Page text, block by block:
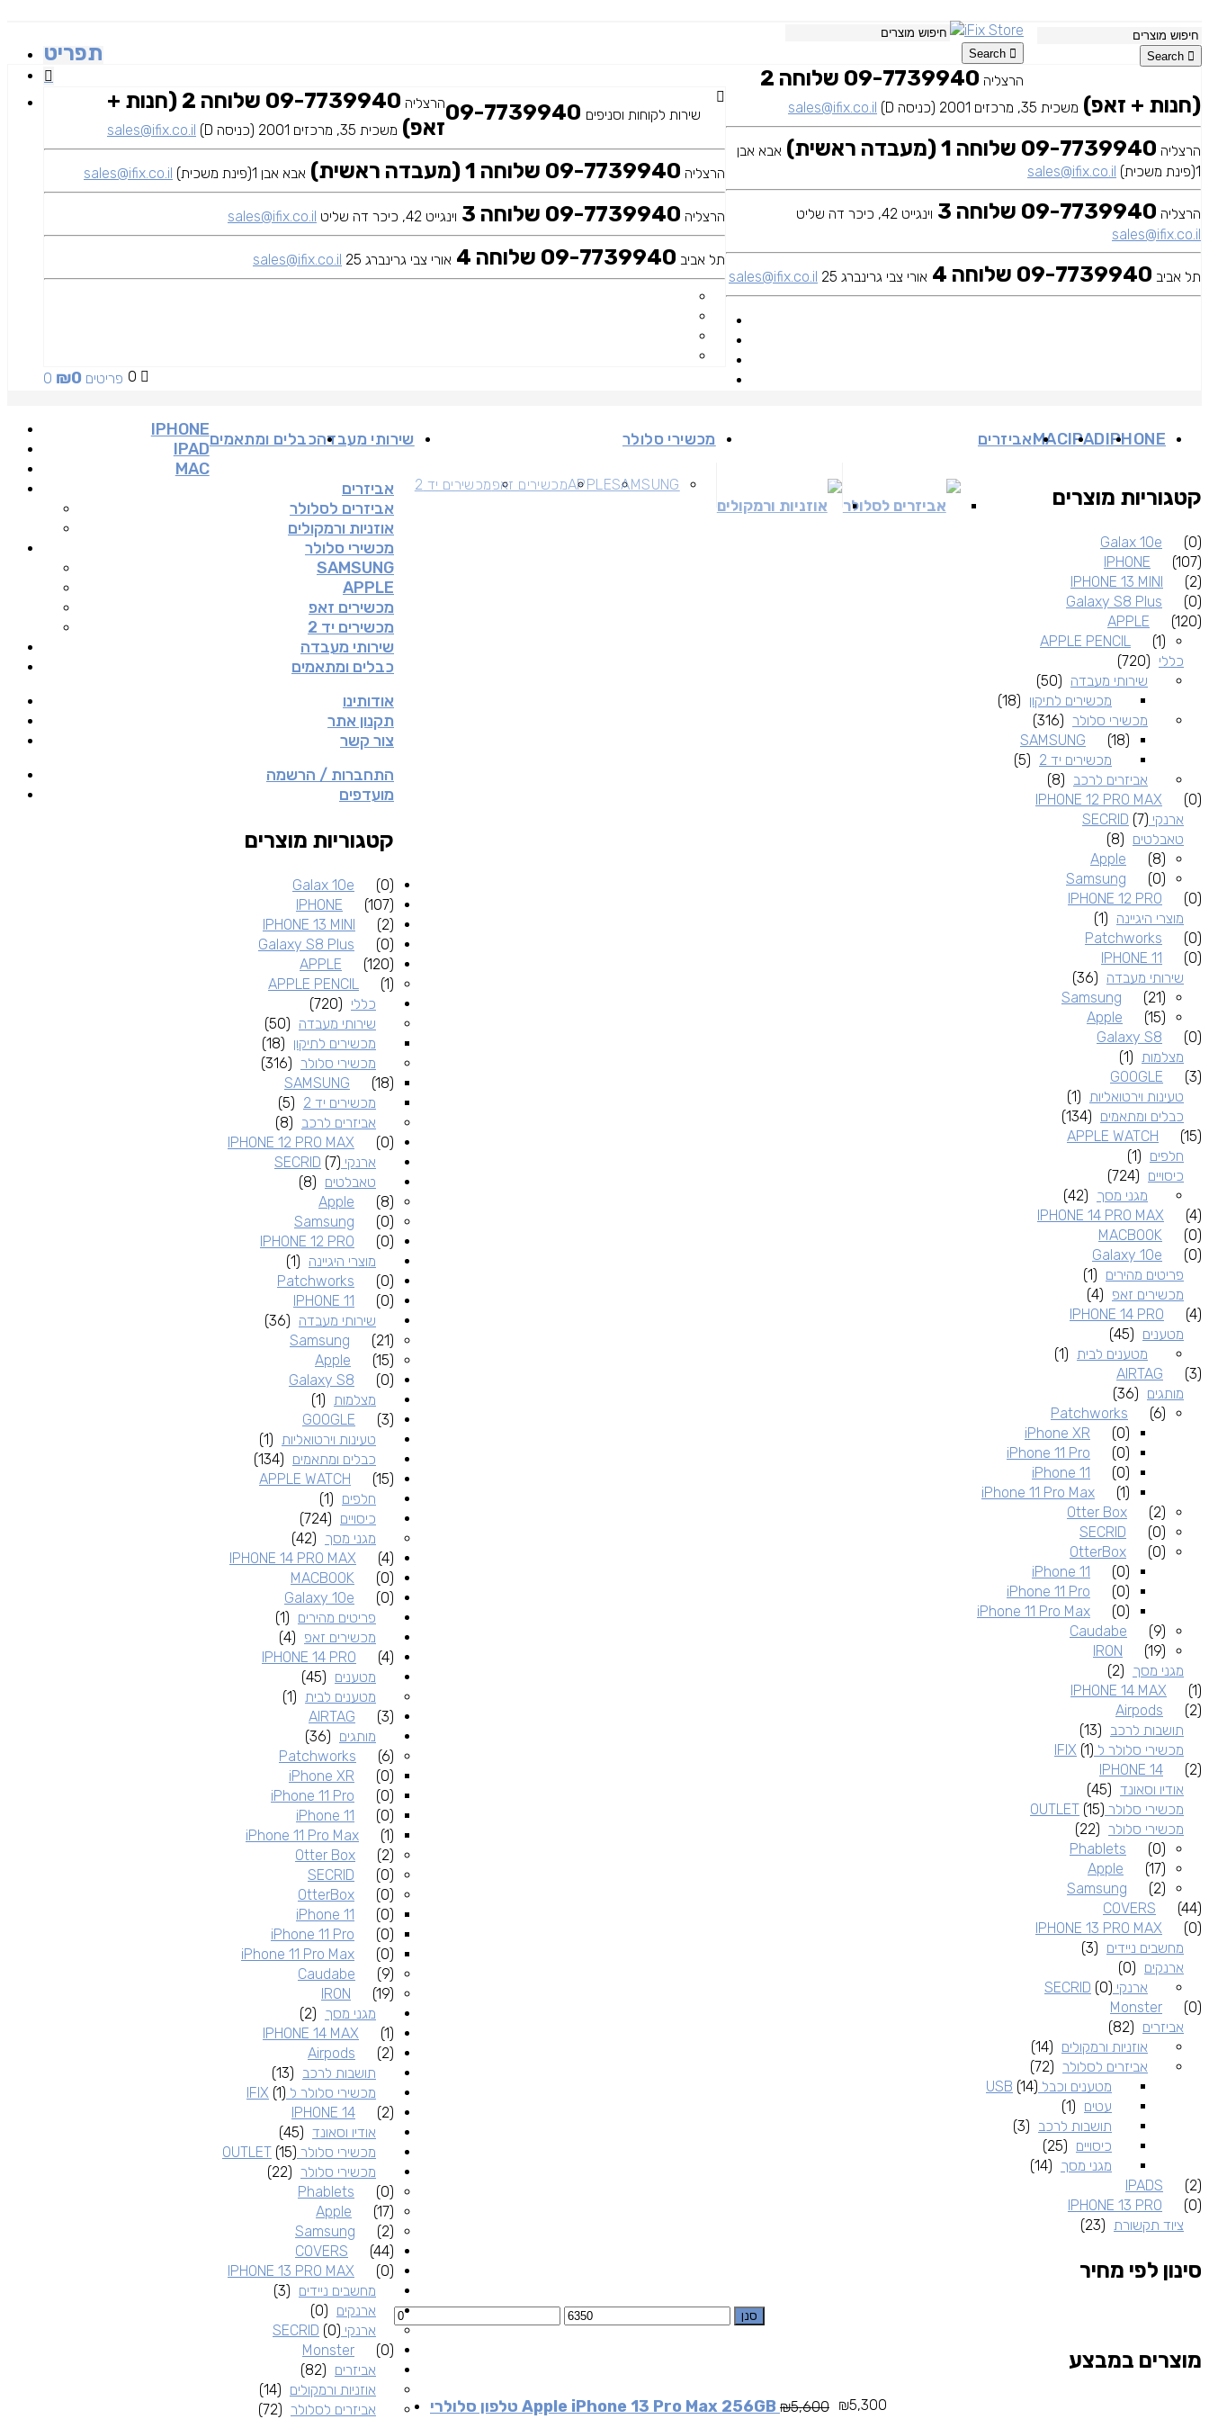
Search תפריט
שירות לקוחות וסניפים
הרצליה
09-7739940 שלוחה 2 (חנות +
זאפ) משכית 35, מרכזים 2001 (כניסה D) sales@ifix.co.il
הרצליה 09-7739940 שלוחה 1 (מעבדה ראשית) אבא אבן 1(פינת משכית) sales@ifix.co.il
הרצליה 09-7739940 שלוחה 3 וינגייט 42, כיכר דה שליט sales@ifix.co.il
תל אביב 09-7739940 שלוחה 4 אורי צבי גרינברג 25 sales@ifix.co.il
0 0 פריטים ₪0
IPHONE
IPAD
MACאביזרים
אביזרים לסלולר אוזניות ורמקולים
מכשירי סלולר
SAMSUNG
APPLEמכשירים זאפמכשירים יד 2
שירותי מעבדהכבלים ומתאמים
קטגוריות מוצרים
Galax 10e
(0)
IPHONE
(107)
IPHONE 13 MINI
(2)
Galaxy S8 Plus
(0)
APPLE
(120)
APPLE PENCIL
(1)
כללי (720)
שירותי מעבדה (50)
מכשירים לתיקון (18)
מכשירי סלולר (316)
SAMSUNG
(18)
מכשירים יד 2
(5)
אביזרים לרכב (8)
IPHONE 12 PRO MAX
(0)
ארנקי SECRID (7)
טאבלטים (8)
Apple
(8)
Samsung
(0)
IPHONE 12 PRO
(0)
מוצרי היגיינה (1)
Patchworks
(0)
IPHONE 11
(0)
שירותי מעבדה (36)
Samsung
(21)
Apple
(15)
Galaxy S8
(0)
מצלמות (1)
GOOGLE
(3)
טעינות וירטואליות (1)
כבלים ומתאמים (134)
APPLE WATCH
(15)
חלפים (1)
כיסויים (724)
מגני מסך (42)
IPHONE 14 PRO MAX
(4)
MACBOOK
(0)
Galaxy 10e
(0)
פריטים מהירים (1)
מכשירים זאפ (4)
IPHONE 14 PRO
(4)
מטענים (45)
מטענים לבית (1)
AIRTAG
(3)
מותגים (36)
Patchworks
(6)
iPhone XR
(0)
iPhone 11 Pro
(0)
iPhone 11
(0)
iPhone 11 Pro Max
(1)
Otter Box
(2)
SECRID
(0)
OtterBox
(0)
iPhone 11
(0)
iPhone 11 Pro
(0)
iPhone 11 Pro Max
(0)
Caudabe
(9)
IRON
(19)
מגני מסך (2)
IPHONE 14 MAX
(1)
Airpods
(2)
תושבות לרכב (13)
מכשירי סלולר ל IFIX (1)
IPHONE 14
(2)
אודיו וסאונד (45)
מכשירי סלולר OUTLET (15)
מכשירי סלולר (22)
Phablets
(0)
Apple
(17)
Samsung
(2)
COVERS
(44)
IPHONE 13 PRO MAX
(0)
מחשבים ניידים (3)
ארנקים (0)
ארנקי SECRID (0)
Monster
(0)
אביזרים (82)
אוזניות ורמקולים (14)
אביזרים לסלולר (72)
מטענים וכבל USB (14)
עטים (1)
תושבות לרכב (3)
כיסויים (25)
מגני מסך (14)
IPADS
(2)
IPHONE 13 PRO
(0)
ציוד תקשורת (23)
סינון לפי מחיר
סנן
מוצרים במבצע
טלפון סלולרי Apple iPhone 13 Pro Max 256GB ₪5,600 ₪5,300
Search
הרצליה
09-7739940 שלוחה 2
(חנות + זאפ) משכית 35, מרכזים 2001 (כניסה D) sales@ifix.co.il
הרצליה 09-7739940 שלוחה 1 (מעבדה ראשית)
אבא אבן
1(פינת משכית)
sales@ifix.co.il
הרצליה 09-7739940 שלוחה 3
וינגייט 42, כיכר דה שליט
sales@ifix.co.il
תל אביב 09-7739940 שלוחה 4 אורי צבי גרינברג 25 sales@ifix.co.il
IPHONE
IPAD
MAC
אביזרים
אביזרים לסלולר
אוזניות ורמקולים
מכשירי סלולר
SAMSUNG
APPLE
מכשירים זאפ
מכשירים יד 2
שירותי מעבדה
כבלים ומתאמים
אודותינו
תקנון אתר
צור קשר
התחברות / הרשמה
מועדפים
קטגוריות מוצרים
Galax 10e
(0)
IPHONE
(107)
IPHONE 13 MINI
(2)
Galaxy S8 Plus
(0)
APPLE
(120)
APPLE PENCIL
(1)
כללי (720)
שירותי מעבדה (50)
מכשירים לתיקון (18)
מכשירי סלולר (316)
SAMSUNG
(18)
מכשירים יד 2
(5)
אביזרים לרכב (8)
IPHONE 12 PRO MAX
(0)
ארנקי SECRID (7)
טאבלטים (8)
Apple
(8)
Samsung
(0)
IPHONE 12 PRO
(0)
מוצרי היגיינה (1)
Patchworks
(0)
IPHONE 11
(0)
שירותי מעבדה (36)
Samsung
(21)
Apple
(15)
Galaxy S8
(0)
מצלמות (1)
GOOGLE
(3)
טעינות וירטואליות (1)
כבלים ומתאמים (134)
APPLE WATCH
(15)
חלפים (1)
כיסויים (724)
מגני מסך (42)
IPHONE 14 PRO MAX
(4)
MACBOOK
(0)
Galaxy 10e
(0)
פריטים מהירים (1)
מכשירים זאפ (4)
IPHONE 14 PRO
(4)
מטענים (45)
מטענים לבית (1)
AIRTAG
(3)
מותגים (36)
Patchworks
(6)
iPhone XR
(0)
iPhone 11 Pro
(0)
iPhone 11
(0)
iPhone 11 Pro Max
(1)
Otter Box
(2)
SECRID
(0)
OtterBox
(0)
iPhone 11
(0)
iPhone 11 Pro
(0)
iPhone 11 Pro Max
(0)
Caudabe
(9)
IRON
(19)
מגני מסך (2)
IPHONE 14 MAX
(1)
Airpods
(2)
תושבות לרכב (13)
מכשירי סלולר ל IFIX (1)
IPHONE 14
(2)
אודיו וסאונד (45)
מכשירי סלולר OUTLET (15)
מכשירי סלולר (22)
Phablets
(0)
Apple
(17)
Samsung
(2)
COVERS
(44)
IPHONE 13 PRO MAX
(0)
מחשבים ניידים (3)
ארנקים (0)
ארנקי SECRID (0)
Monster
(0)
אביזרים (82)
אוזניות ורמקולים (14)
אביזרים לסלולר (72)